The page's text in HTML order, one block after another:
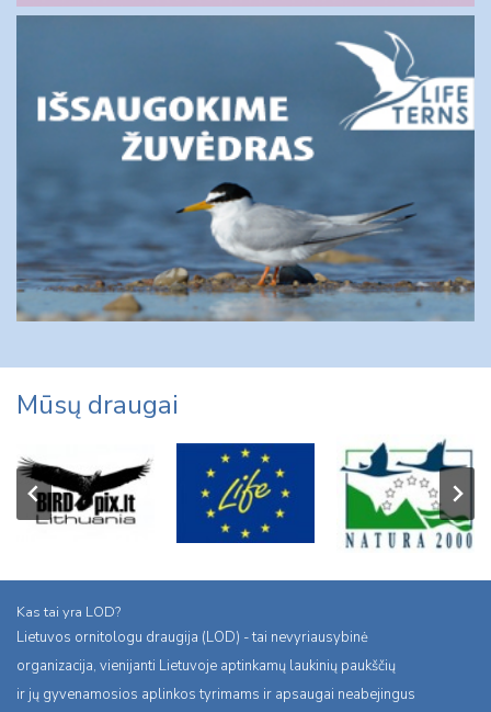
Mūsų draugai
Kas tai yra LOD?
Lietuvos ornitologu draugija (LOD) - tai nevyriausybinė
organizacija, vienijanti Lietuvoje aptinkamų laukinių paukščių
ir jų gyvenamosios aplinkos tyrimams ir apsaugai neabejingus